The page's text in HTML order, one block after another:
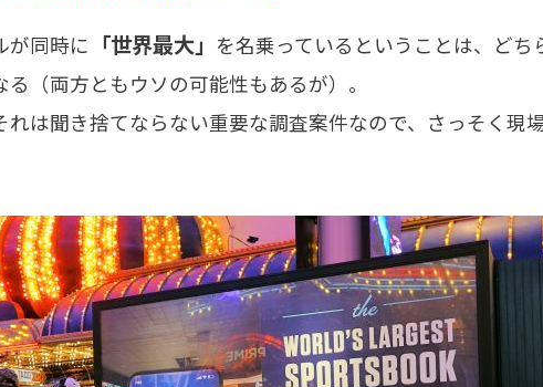
同時に 「世界最大」 を名乗っているということは、どち
る（両方ともウソの可能性もあるが）。
は聞き捨てならない重要な調査案件なので、さっそく現